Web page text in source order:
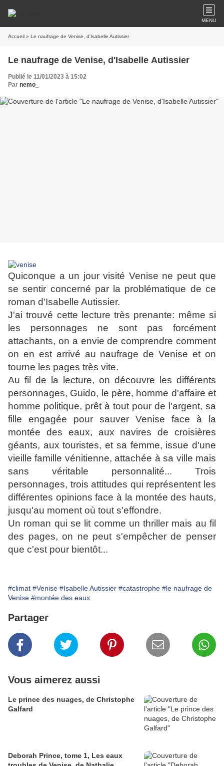
MENU
Accueil » Le naufrage de Venise, d'Isabelle Autissier
Le naufrage de Venise, d'Isabelle Autissier
Publié le 11/01/2023 à 15:02
Par nemo_
Quiconque a un jour visité Venise ne peut que
se sentir concerné par la problématique de ce
roman d'Isabelle Autissier.
J'ai trouvé cette lecture très prenante: même si
les personnages ne sont pas forcément
attachants, on a envie de comprendre comment
on en est arrivé au naufrage de Venise et on
tourne les pages très vite.
Au fil de la lecture, on découvre les différents
personnages, Guido, le père, homme d'affaire et
homme politique, prêt à tout pour de l'argent, sa
fille engagée pour sauver Venise face à la
montée des eaux, aux navires de croisières
géants, aux touristes, et sa femme, issue d'une
vieille famille vénitienne, attachée à sa ville mais
sans véritable personnalité... Trois
personnages, trois attitudes qui représentent les
différentes opinions face à la montée des hauts,
jusqu'au moment où tout s'effondre.
Un roman qui se lit comme un thriller mais au fil
des pages, on ne peut s'empêcher de penser
que c'est pour bientôt...
#climat #Venise #Isabelle Autissier #catastrophe #le naufrage de
Venise #montée des eaux
Partager
Vous aimerez aussi
Le prince des nuages, de Christophe
Galfard
Deborah Prince, tome 1, Les eaux